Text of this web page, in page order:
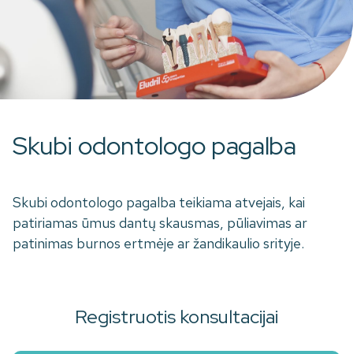
Skubi odontologo pagalba
Skubi odontologo pagalba teikiama atvejais, kai
patiriamas ūmus dantų skausmas, pūliavimas ar
patinimas burnos ertmėje ar žandikaulio srityje.
Registruotis konsultacijai